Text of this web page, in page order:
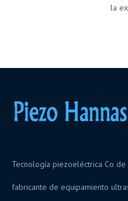
la
Tecnología piezoeléctrica Co de
fabricante de equipamiento